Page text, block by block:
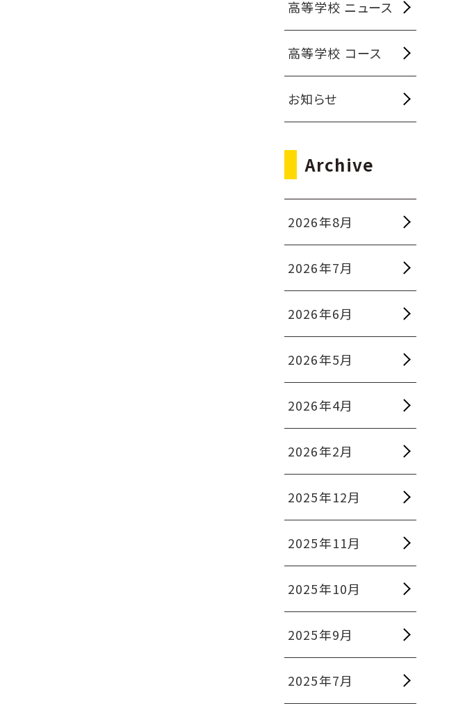
高等学校 ニュース
高等学校 コース
お知らせ
Archive
2026年8月
2026年7月
2026年6月
2026年5月
2026年4月
2026年2月
2025年12月
2025年11月
2025年10月
2025年9月
2025年7月